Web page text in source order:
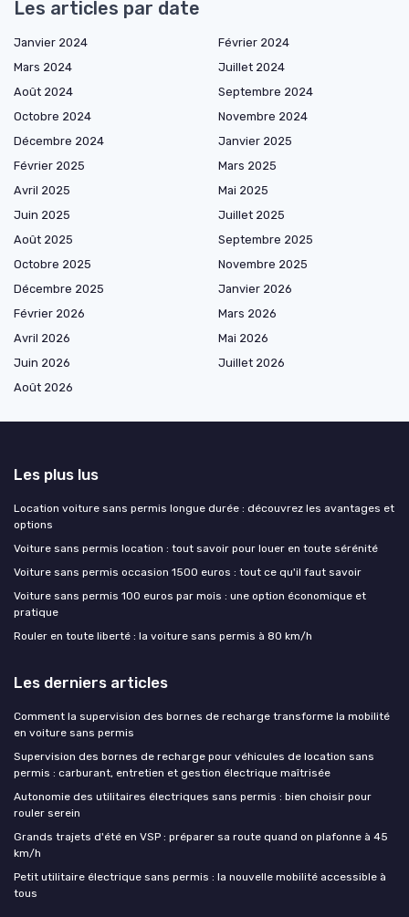
Les articles par date
Janvier 2024
Février 2024
Mars 2024
Juillet 2024
Août 2024
Septembre 2024
Octobre 2024
Novembre 2024
Décembre 2024
Janvier 2025
Février 2025
Mars 2025
Avril 2025
Mai 2025
Juin 2025
Juillet 2025
Août 2025
Septembre 2025
Octobre 2025
Novembre 2025
Décembre 2025
Janvier 2026
Février 2026
Mars 2026
Avril 2026
Mai 2026
Juin 2026
Juillet 2026
Août 2026
Les plus lus
Location voiture sans permis longue durée : découvrez les avantages et
options
Voiture sans permis location : tout savoir pour louer en toute sérénité
Voiture sans permis occasion 1500 euros : tout ce qu'il faut savoir
Voiture sans permis 100 euros par mois : une option économique et
pratique
Rouler en toute liberté : la voiture sans permis à 80 km/h
Les derniers articles
Comment la supervision des bornes de recharge transforme la mobilité
en voiture sans permis
Supervision des bornes de recharge pour véhicules de location sans
permis : carburant, entretien et gestion électrique maîtrisée
Autonomie des utilitaires électriques sans permis : bien choisir pour
rouler serein
Grands trajets d'été en VSP : préparer sa route quand on plafonne à 45
km/h
Petit utilitaire électrique sans permis : la nouvelle mobilité accessible à
tous